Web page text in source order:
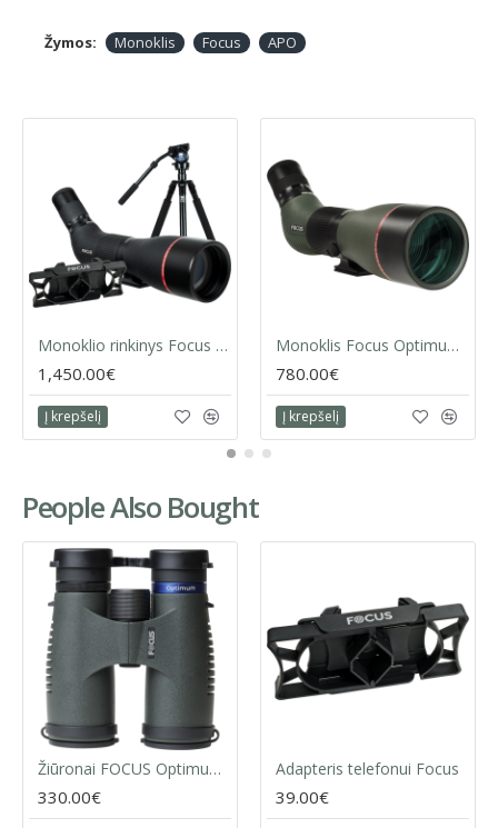
Žymos: Monoklis Focus APO
Monoklio rinkinys Focus Optimum 30-60x85 V2 + trikojis Sirui R2004+VH10 + telefono adapteris
1,450.00€
Į krepšelį
Monoklis Focus Optimum 20-60x85 APO ED
780.00€
Į krepšelį
People Also Bought
Žiūronai FOCUS Optimum 10x32 ED
330.00€
Adapteris telefonui Focus
39.00€